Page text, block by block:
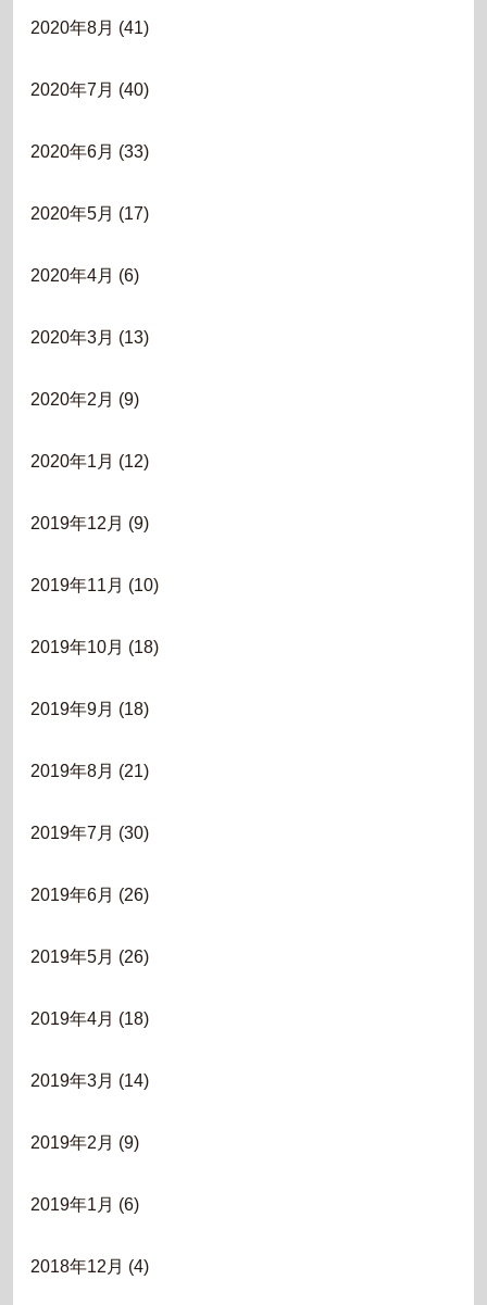
2020年8月 (41)
2020年7月 (40)
2020年6月 (33)
2020年5月 (17)
2020年4月 (6)
2020年3月 (13)
2020年2月 (9)
2020年1月 (12)
2019年12月 (9)
2019年11月 (10)
2019年10月 (18)
2019年9月 (18)
2019年8月 (21)
2019年7月 (30)
2019年6月 (26)
2019年5月 (26)
2019年4月 (18)
2019年3月 (14)
2019年2月 (9)
2019年1月 (6)
2018年12月 (4)